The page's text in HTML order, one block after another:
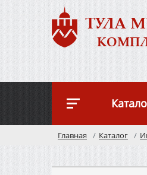
ТУЛА
Главная Каталог